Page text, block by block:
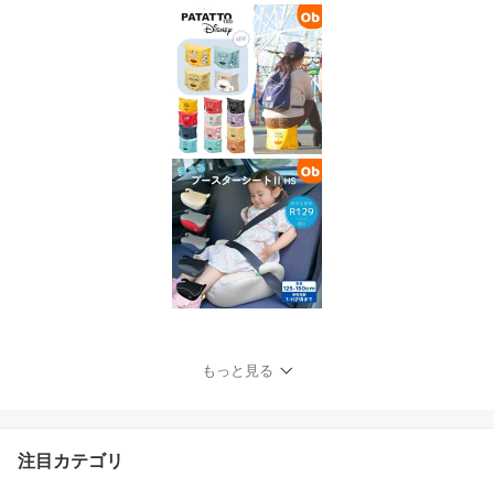
もっと見る
注目カテゴリ